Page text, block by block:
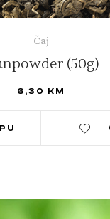
Čaj
(50g)
6,30 KM